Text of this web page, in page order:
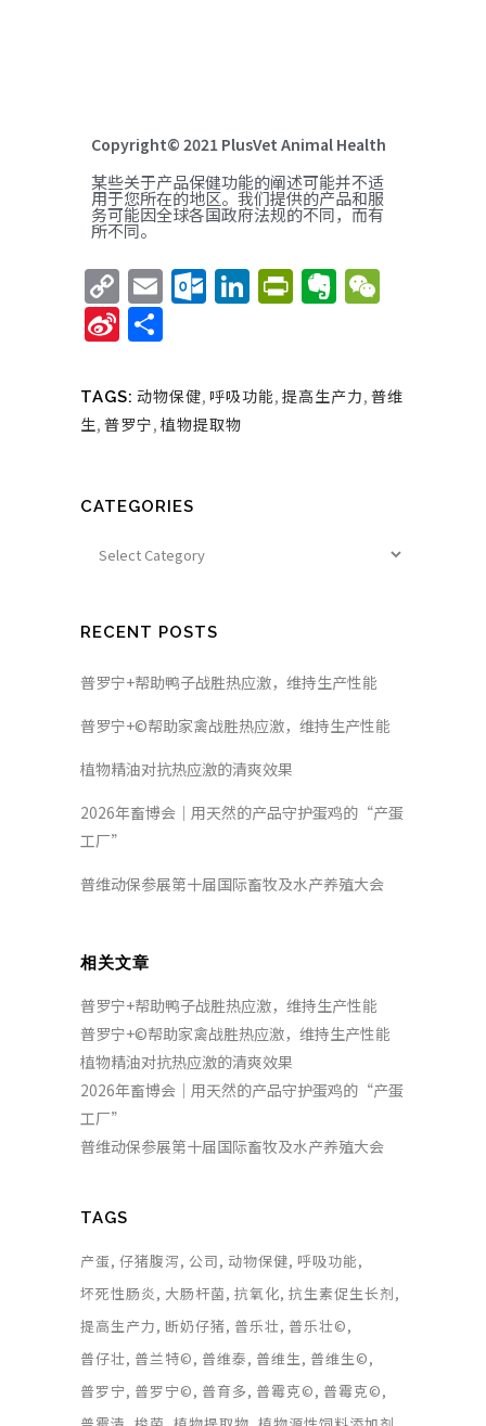
Copyright© 2021 PlusVet Animal Health
某些关于产品保健功能的阐述可能并不适
用于您所在的地区。我们提供的产品和服
务可能因全球各国政府法规的不同，而有
所不同。
Copy
Link
EmailOutlook.com
LinkedInEvernote
Sina
Weibo
TAGS: 动物保健, 呼吸功能, 提高生产力, 普维
生, 普罗宁, 植物提取物
CATEGORIES
RECENT POSTS
普罗宁+帮助鸭子战胜热应激，维持生产性能
普罗宁+©帮助家禽战胜热应激，维持生产性能
植物精油对抗热应激的清爽效果
2026年畜博会｜用天然的产品守护蛋鸡的“产蛋
工厂”
普维动保参展第十届国际畜牧及水产养殖大会
相关文章
普罗宁+帮助鸭子战胜热应激，维持生产性能
普罗宁+©帮助家禽战胜热应激，维持生产性能
植物精油对抗热应激的清爽效果
2026年畜博会｜用天然的产品守护蛋鸡的“产蛋
工厂”
普维动保参展第十届国际畜牧及水产养殖大会
TAGS
产蛋 仔猪腹泻 公司 动物保健 呼吸功能
坏死性肠炎 大肠杆菌 抗氧化 抗生素促生长剂
提高生产力 断奶仔猪 普乐壮 普乐壮©
普仔壮 普兰特© 普维泰 普维生 普维生©
普罗宁 普罗宁© 普育多 普霉克© 普霉克©